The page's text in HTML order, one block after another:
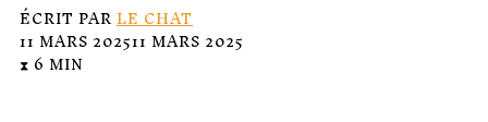
ÉCRIT PARLE CHAT
11 MARS 202511 MARS 2025
⧗ 6 MIN